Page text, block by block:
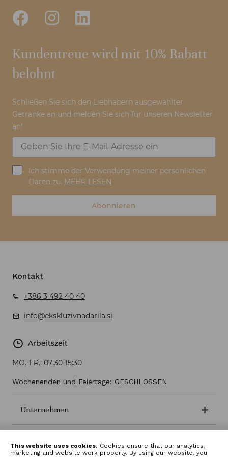
Kundentreue wird mit 10% Rabatt
belohnt
Schließen Sie sich den Liebhabern ausgewählter
Getränke an und melden Sie sich für unseren Newsletter
an!
Ich stimme der Verwendung meiner persönlichen
Daten zu. MEHR LESEN
Abonnieren
Kontakt
+386 3 492 40 40
info@ekskluzivnadarila.si
Arbeitszeit
MO.-FR.: 07:30-15:30
Wochenenden und Feiertage: GESCHLOSSEN
Unternehmen
This website uses cookies. Cookies ensure that our analytics,
marketing and website work properly. By using our website, you